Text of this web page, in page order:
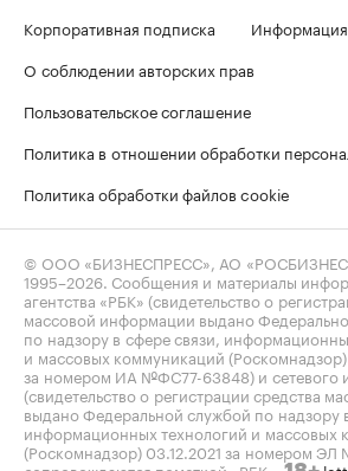
Корпоративная подписка
О соблюдении авторских прав
Пользовательское соглашение
Политика в отношении обработки
Политика обработки файлов cookie
© ООО «БИЗНЕСПРЕСС», АО
1995–2026 . Сообщения и материалы
агентства «РБК» (свидетельство о
массовой информации выдано
по надзору в сфере связи,
и массовых коммуникаций (Роскомнадзор)
за номером ИА №ФС77-63848) и сетевого
(свидетельство о регистрации средства
выдано Федеральной службой по надзору
информационных технологий и массовых
(Роскомнадзор) 03.12.2021 за номером